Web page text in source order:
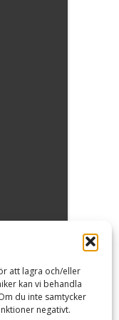
att lagra och/eller
kan vi behandla
du inte samtycker
negativt.